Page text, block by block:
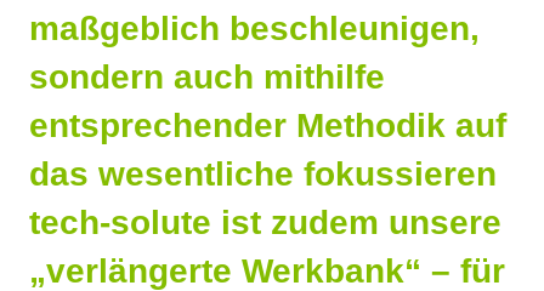
maßgeblich beschleunigen,
sondern auch mithilfe
entsprechender Methodik auf
das wesentliche fokussieren
tech-solute ist zudem unsere
„verlängerte Werkbank“ – für